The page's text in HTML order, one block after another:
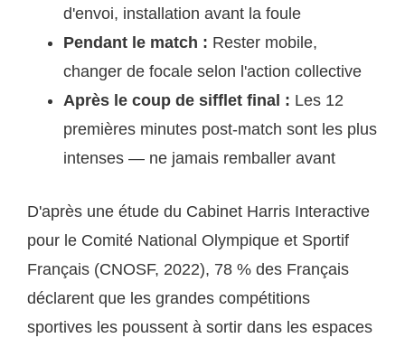
d'envoi, installation avant la foule
Pendant le match : Rester mobile,
changer de focale selon l'action collective
Après le coup de sifflet final : Les 12
premières minutes post-match sont les plus
intenses — ne jamais remballer avant
D'après une étude du Cabinet Harris Interactive
pour le Comité National Olympique et Sportif
Français (CNOSF, 2022), 78 % des Français
déclarent que les grandes compétitions
sportives les poussent à sortir dans les espaces